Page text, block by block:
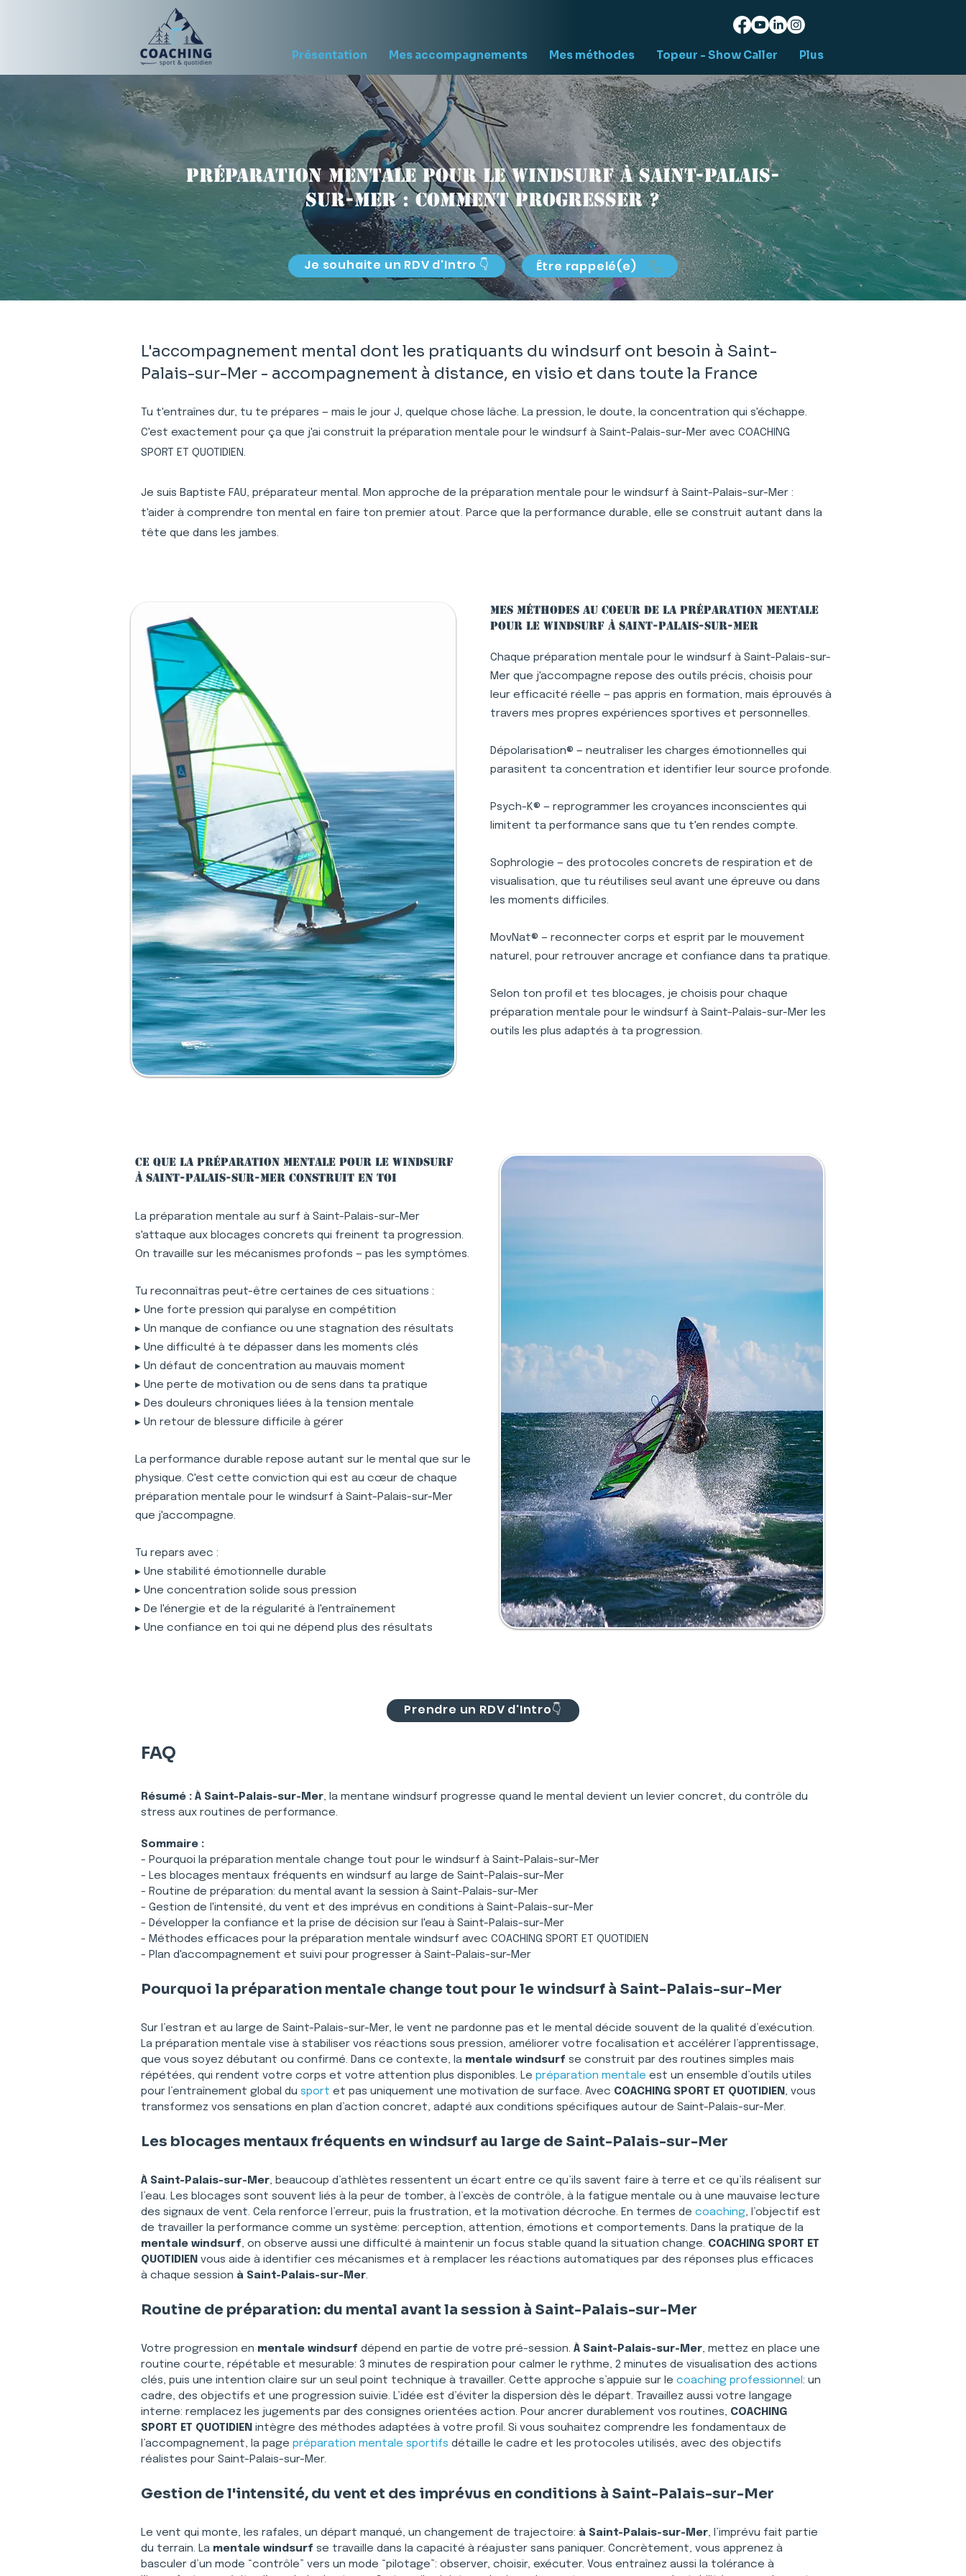
Présentation Mes accompagnements Mes méthodes Topeur - Show Caller Plus
Préparation mentale pour le windsurf à Saint-Palais-
sur-Mer : comment progresser ?
Je souhaite un RDV d'Intro 👇 Être rappelé(e)
L'accompagnement mental dont les pratiquants du windsurf ont besoin à Saint-
Palais-sur-Mer - accompagnement à distance, en visio et dans toute la France
Tu t'entraînes dur, tu te prépares — mais le jour J, quelque chose lâche. La pression, le doute, la concentration qui s'échappe.
C'est exactement pour ça que j'ai construit la préparation mentale pour le windsurf à Saint-Palais-sur-Mer avec COACHING
SPORT ET QUOTIDIEN.
Je suis Baptiste FAU, préparateur mental. Mon approche de la préparation mentale pour le windsurf à Saint-Palais-sur-Mer :
t'aider à comprendre ton mental en faire ton premier atout. Parce que la performance durable, elle se construit autant dans la
tête que dans les jambes.
Mes méthodes au coeur de la préparation mentale
pour le windsurf à Saint-Palais-sur-Mer
Chaque préparation mentale pour le windsurf à Saint-Palais-sur-
Mer que j'accompagne repose des outils précis, choisis pour
leur efficacité réelle — pas appris en formation, mais éprouvés à
travers mes propres expériences sportives et personnelles.
Dépolarisation® — neutraliser les charges émotionnelles qui
parasitent ta concentration et identifier leur source profonde.
Psych-K® — reprogrammer les croyances inconscientes qui
limitent ta performance sans que tu t'en rendes compte.
Sophrologie — des protocoles concrets de respiration et de
visualisation, que tu réutilises seul avant une épreuve ou dans
les moments difficiles.
MovNat® — reconnecter corps et esprit par le mouvement
naturel, pour retrouver ancrage et confiance dans ta pratique.
Selon ton profil et tes blocages, je choisis pour chaque
préparation mentale pour le windsurf à Saint-Palais-sur-Mer les
outils les plus adaptés à ta progression.
Ce que la préparation mentale pour le windsurf
à Saint-Palais-sur-Mer construit en toi
La préparation mentale au surf à Saint-Palais-sur-Mer
s'attaque aux blocages concrets qui freinent ta progression.
On travaille sur les mécanismes profonds — pas les symptômes.
Tu reconnaîtras peut-être certaines de ces situations :
▸ Une forte pression qui paralyse en compétition
▸ Un manque de confiance ou une stagnation des résultats
▸ Une difficulté à te dépasser dans les moments clés
▸ Un défaut de concentration au mauvais moment
▸ Une perte de motivation ou de sens dans ta pratique
▸ Des douleurs chroniques liées à la tension mentale
▸ Un retour de blessure difficile à gérer
La performance durable repose autant sur le mental que sur le
physique. C'est cette conviction qui est au cœur de chaque
préparation mentale pour le windsurf à Saint-Palais-sur-Mer
que j'accompagne.
Tu repars avec :
▸ Une stabilité émotionnelle durable
▸ Une concentration solide sous pression
▸ De l'énergie et de la régularité à l'entraînement
▸ Une confiance en toi qui ne dépend plus des résultats
Prendre un RDV d'Intro👇
FAQ
Résumé : À Saint-Palais-sur-Mer, la mentane windsurf progresse quand le mental devient un levier concret, du contrôle du
stress aux routines de performance.
Sommaire :
- Pourquoi la préparation mentale change tout pour le windsurf à Saint-Palais-sur-Mer
- Les blocages mentaux fréquents en windsurf au large de Saint-Palais-sur-Mer
- Routine de préparation: du mental avant la session à Saint-Palais-sur-Mer
- Gestion de l'intensité, du vent et des imprévus en conditions à Saint-Palais-sur-Mer
- Développer la confiance et la prise de décision sur l'eau à Saint-Palais-sur-Mer
- Méthodes efficaces pour la préparation mentale windsurf avec COACHING SPORT ET QUOTIDIEN
- Plan d'accompagnement et suivi pour progresser à Saint-Palais-sur-Mer
Pourquoi la préparation mentale change tout pour le windsurf à Saint-Palais-sur-Mer
Sur l’estran et au large de Saint-Palais-sur-Mer, le vent ne pardonne pas et le mental décide souvent de la qualité d’exécution.
La préparation mentale vise à stabiliser vos réactions sous pression, améliorer votre focalisation et accélérer l’apprentissage,
que vous soyez débutant ou confirmé. Dans ce contexte, la mentale windsurf se construit par des routines simples mais
répétées, qui rendent votre corps et votre attention plus disponibles. Le préparation mentale est un ensemble d’outils utiles
pour l’entraînement global du sport et pas uniquement une motivation de surface. Avec COACHING SPORT ET QUOTIDIEN , vous
transformez vos sensations en plan d’action concret, adapté aux conditions spécifiques autour de Saint-Palais-sur-Mer.
Les blocages mentaux fréquents en windsurf au large de Saint-Palais-sur-Mer
À Saint-Palais-sur-Mer, beaucoup d’athlètes ressentent un écart entre ce qu’ils savent faire à terre et ce qu’ils réalisent sur
l’eau. Les blocages sont souvent liés à la peur de tomber, à l’excès de contrôle, à la fatigue mentale ou à une mauvaise lecture
des signaux de vent. Cela renforce l’erreur, puis la frustration, et la motivation décroche. En termes de coaching, l’objectif est
de travailler la performance comme un système: perception, attention, émotions et comportements. Dans la pratique de la
mentale windsurf, on observe aussi une difficulté à maintenir un focus stable quand la situation change. COACHING SPORT ET
QUOTIDIEN vous aide à identifier ces mécanismes et à remplacer les réactions automatiques par des réponses plus efficaces
à chaque session à Saint-Palais-sur-Mer.
Routine de préparation: du mental avant la session à Saint-Palais-sur-Mer
Votre progression en mentale windsurf dépend en partie de votre pré-session. À Saint-Palais-sur-Mer, mettez en place une
routine courte, répétable et mesurable: 3 minutes de respiration pour calmer le rythme, 2 minutes de visualisation des actions
clés, puis une intention claire sur un seul point technique à travailler. Cette approche s’appuie sur le coaching professionnel : un
cadre, des objectifs et une progression suivie. L’idée est d’éviter la dispersion dès le départ. Travaillez aussi votre langage
interne: remplacez les jugements par des consignes orientées action. Pour ancrer durablement vos routines, COACHING
SPORT ET QUOTIDIEN intègre des méthodes adaptées à votre profil. Si vous souhaitez comprendre les fondamentaux de
l’accompagnement, la page préparation mentale sportifs détaille le cadre et les protocoles utilisés, avec des objectifs
réalistes pour Saint-Palais-sur-Mer.
Gestion de l'intensité, du vent et des imprévus en conditions à Saint-Palais-sur-Mer
Le vent qui monte, les rafales, un départ manqué, un changement de trajectoire: à Saint-Palais-sur-Mer, l’imprévu fait partie
du terrain. La mentale windsurf se travaille dans la capacité à réajuster sans paniquer. Concrètement, vous apprenez à
basculer d’un mode “contrôle” vers un mode “pilotage”: observer, choisir, exécuter. Vous entraînez aussi la tolérance à